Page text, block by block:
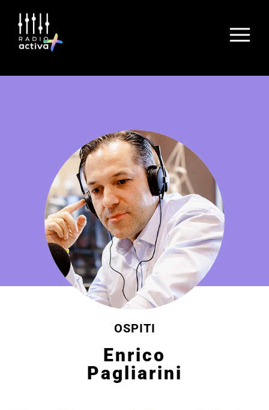
OSPITI
Enrico
Pagliarini